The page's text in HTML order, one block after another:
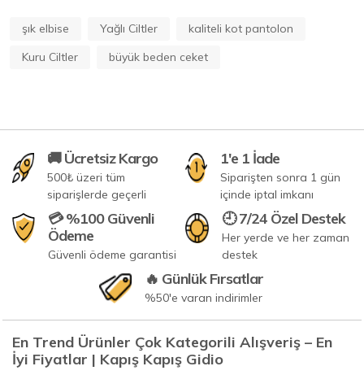
şık elbise Yağlı Ciltler
kaliteli kot pantolon
Kuru Ciltler
büyük beden ceket
🚚 Ücretsiz Kargo
500₺ üzeri tüm
siparişlerde geçerli
1'e 1 İade
Siparişten sonra 1 gün
içinde iptal imkanı
💳 %100 Güvenli
Ödeme
Güvenli ödeme garantisi
🕘 7/24 Özel Destek
Her yerde ve her zaman
destek
🔥 Günlük Fırsatlar
%50'e varan indirimler
En Trend Ürünler Çok Kategorili Alışveriş – En
İyi Fiyatlar | Kapış Kapış Gidio